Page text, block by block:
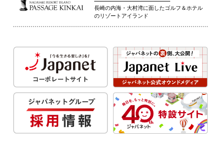
長崎の内海・大村湾に面したゴルフ＆ホテル
のリゾートアイランド